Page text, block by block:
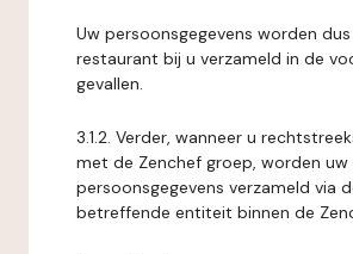
Uw persoonsgegevens worden
restaurant bij u verzameld in de
gevallen.
3.1.2. Verder, wanneer u
met de Zenchef groep, worden uw
persoonsgegevens verzameld via
betreffende entiteit binnen de